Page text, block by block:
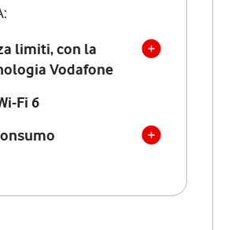
limiti, con la
Vodafone
Fi 6